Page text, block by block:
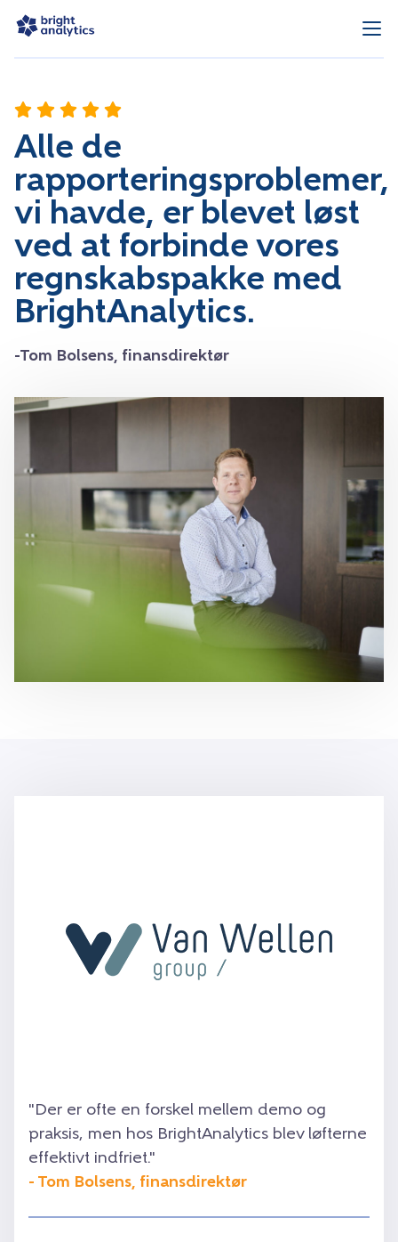
Alle de
rapporteringsproblemer,
vi havde, er blevet løst
ved at forbinde vores
regnskabspakke med
BrightAnalytics.
-Tom Bolsens, finansdirektør
"Der er ofte en forskel mellem demo og
praksis, men hos BrightAnalytics blev løfterne
effektivt indfriet."
- Tom Bolsens, finansdirektør